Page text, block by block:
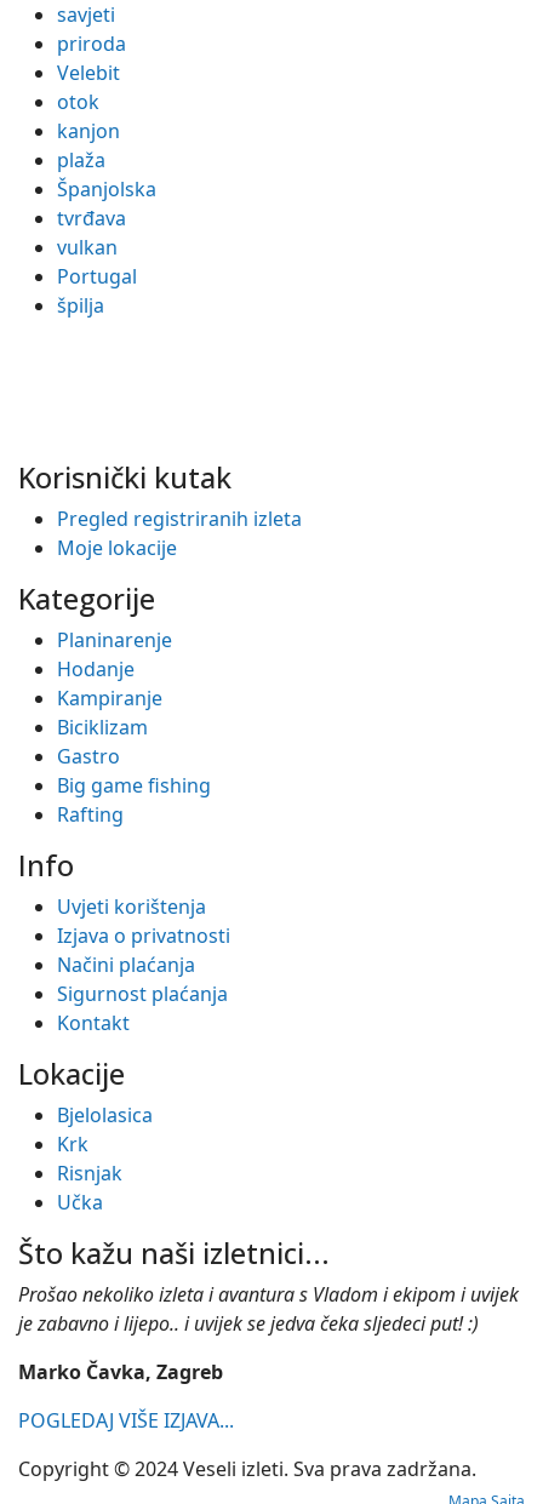
savjeti
priroda
Velebit
otok
kanjon
plaža
Španjolska
tvrđava
vulkan
Portugal
špilja
Korisnički kutak
Pregled registriranih izleta
Moje lokacije
Kategorije
Planinarenje
Hodanje
Kampiranje
Biciklizam
Gastro
Big game fishing
Rafting
Info
Uvjeti korištenja
Izjava o privatnosti
Načini plaćanja
Sigurnost plaćanja
Kontakt
Lokacije
Bjelolasica
Krk
Risnjak
Učka
Što kažu naši izletnici...
Prošao nekoliko izleta i avantura s Vladom i ekipom i uvijek
je zabavno i lijepo.. i uvijek se jedva čeka sljedeci put! :)
Marko Čavka, Zagreb
POGLEDAJ VIŠE IZJAVA...
Copyright © 2024 Veseli izleti. Sva prava zadržana.